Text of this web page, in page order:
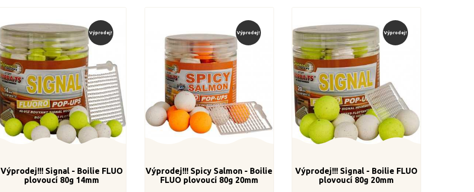
Výprodej!
Výprodej!!! Signal - Boilie FLUO
plovoucí 80g 14mm
Výprodej!
Výprodej!!! Spicy Salmon - Boilie
FLUO plovoucí 80g 20mm
Výprodej!
Výprodej!!! Signal - Boilie FLUO
plovoucí 80g 20mm